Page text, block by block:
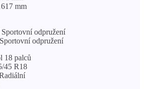
mm
odpružení
odpružení
18 palců
45 R18